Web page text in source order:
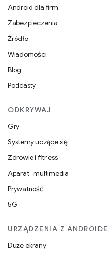
Android dla firm
Zabezpieczenia
Źródło
Wiadomości
Blog
Podcasty
ODKRYWAJ
Gry
Systemy uczące się
Zdrowie i fitness
Aparat i multimedia
Prywatność
5G
URZĄDZENIA Z
Duże ekrany